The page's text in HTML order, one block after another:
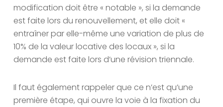
modification doit être « notable », si la demande
est faite lors du renouvellement, et elle doit «
entraîner par elle-même une variation de plus de
10% de la valeur locative des locaux », si la
demande est faite lors d’une révision triennale.
Il faut également rappeler que ce n’est qu’une
première étape, qui ouvre la voie à la fixation du